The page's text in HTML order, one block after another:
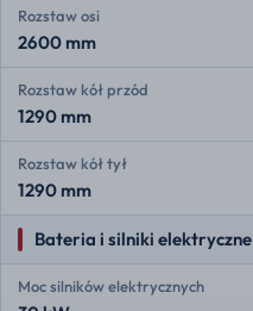
Rozstaw osi
2600 mm
Rozstaw kół przód
1290 mm
Rozstaw kół tył
1290 mm
Bateria i silniki elektryczne
Moc silników elektrycznych